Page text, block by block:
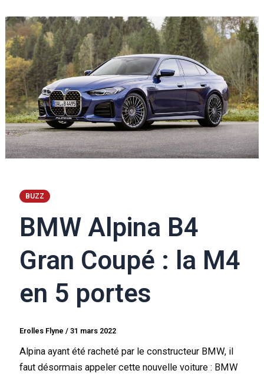
BUZZ
BMW Alpina B4
Gran Coupé : la M4
en 5 portes
Erolles Flyne/31 mars 2022
Alpina ayant été racheté par le constructeur BMW, il
faut désormais appeler cette nouvelle voiture : BMW